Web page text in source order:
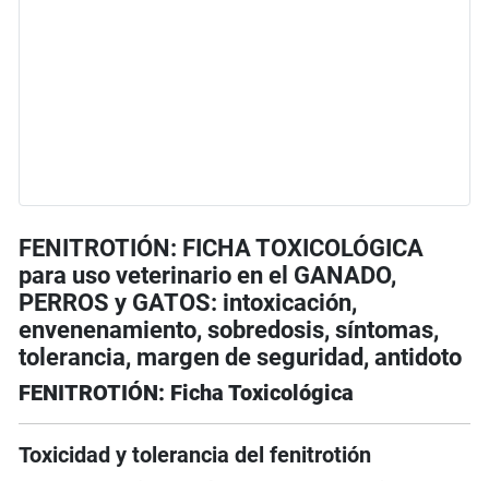
FENITROTIÓN: FICHA TOXICOLÓGICA
para uso veterinario en el GANADO,
PERROS y GATOS: intoxicación,
envenenamiento, sobredosis, síntomas,
tolerancia, margen de seguridad, antidoto
FENITROTIÓN: Ficha Toxicológica
Toxicidad y tolerancia del fenitrotión